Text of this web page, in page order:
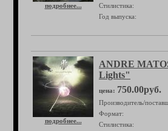
подробнее...
Стилистика:
Год выпуска:
подробнее...
ANDRE
Lights"
цена: 750.00руб.
Производитель/
Формат:
Стилистика: